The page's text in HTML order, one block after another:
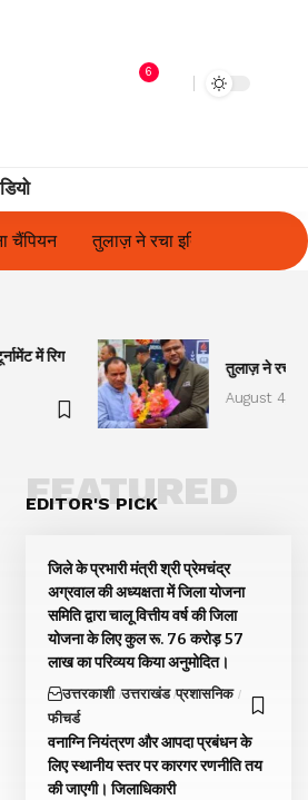
6
से बना विश्वविद्यालय फिल्म अभिनेत्री
में रिग
तुलाज़ ने रचा
August 4,
EDITOR'S PICK
FEATURED
जिले के प्रभारी मंत्री श्री प्रेमचंद्र
अग्रवाल की अध्यक्षता में जिला योजना
समिति द्वारा चालू वित्तीय वर्ष की जिला
योजना के लिए कुल रू. 76 करोड़ 57
लाख का परिव्यय किया अनुमोदित।
उत्तरकाशी उत्तराखंड प्रशासनिक
फीचर्ड
वनाग्नि नियंत्रण और आपदा प्रबंधन के
लिए स्थानीय स्तर पर कारगर रणनीति तय
की जाएगी। जिलाधिकारी